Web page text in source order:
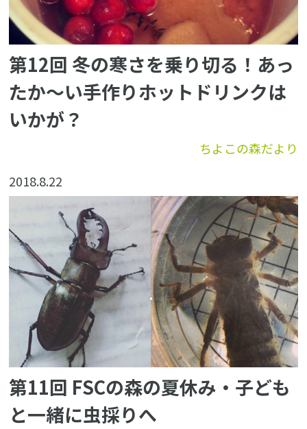
ちよこの森だより
第12回 冬の寒さを乗り切る！あっ
たか〜い手作りホットドリンクは
いかが？
2018.8.22
第11回 FSCの森の夏休み・子ども
と一緒に虫採りへ